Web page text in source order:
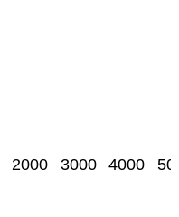
2000 3000 4000